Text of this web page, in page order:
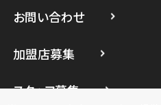
スマホスピタル 武蔵小杉
お問い合わせ
加盟店募集
スタッフ募集